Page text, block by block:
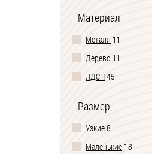
Материал
Металл 11
Дерево 11
ЛДСП45
Размер
Узкие8
Маленькие 18